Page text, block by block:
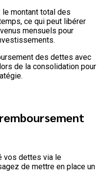
le montant total des
ce qui peut libérer
mensuels pour
des dettes avec
de la consolidation pour
vos dettes via le
de mettre en place un